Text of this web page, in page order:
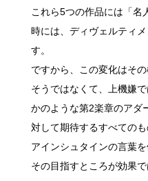
これら5つの作品には「名
時には、ディヴェルティ
す。
ですから、この変化はそ
そうではなくて、上機嫌
かのような第2楽章のアダ
対して期待するすべての
アインシュタインの言葉
その目指すところが効果